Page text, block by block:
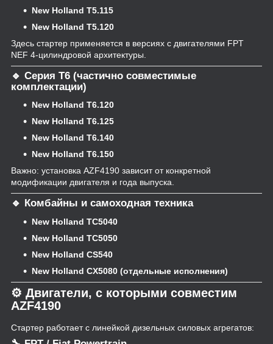
New Holland T5.115
New Holland T5.120
Здесь стартер применяется в версиях с двигателями FPT
NEF 4-цилиндровой архитектуры.
🔹 Серия T6 (частично совместимые
комплектации)
New Holland T6.120
New Holland T6.125
New Holland T6.140
New Holland T6.150
Важно: установка AZF4190 зависит от конкретной
модификации двигателя и года выпуска.
🔹 Комбайны и самоходная техника
New Holland TC5040
New Holland TC5050
New Holland CS540
New Holland CX5080 (отдельные исполнения)
⚙️ Двигатели, с которыми совместим
AZF4190
Стартер работает с линейкой дизельных силовых агрегатов: